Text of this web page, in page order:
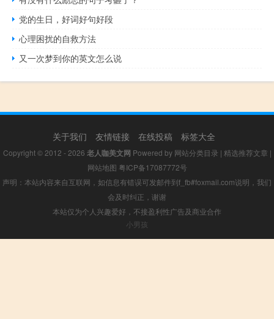
党的生日，好词好句好段
心理困扰的自救方法
又一次梦到你的英文怎么说
关于我们 友情链接 在线投稿 标签大全
Copyright © 2012 - 2026 老人咖美文网 Powered by 网站分类目录 | 精选推荐文章 |
网站地图 粤ICP备17087772号
声明：本站内容来自互联网，如信息有错误可发邮件到f_fb#foxmail.com说明，我们
会及时纠正，谢谢
本站仅为个人兴趣爱好，不接盈利性广告及商业合作
小男孩